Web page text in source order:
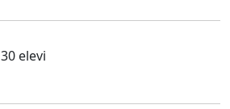
30 elevi